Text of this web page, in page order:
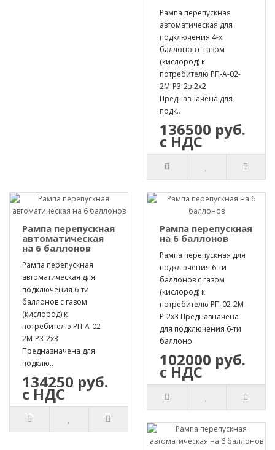
Рампа перепускная
автоматическая для
подключения 4-х
баллонов с газом
(кислород) к
потребителю РП-А-02-
2М-Р3-2з-2х2
Предназначена для
подк..
136500 руб.
с НДС
Рампа перепускная
автоматическая
на 6 баллонов
Рампа перепускная
автоматическая для
подключения 6-ти
баллонов с газом
(кислород) к
потребителю РП-А-02-
2М-Р3-2х3
Предназначена для
подклю..
134250 руб.
с НДС
Рампа перепускная
на 6 баллонов
Рампа перепускная для
подключения 6-ти
баллонов с газом
(кислород) к
потребителю РП-02-2М-
Р-2х3 Предназначена
для подключения 6-ти
баллоно..
102000 руб.
с НДС